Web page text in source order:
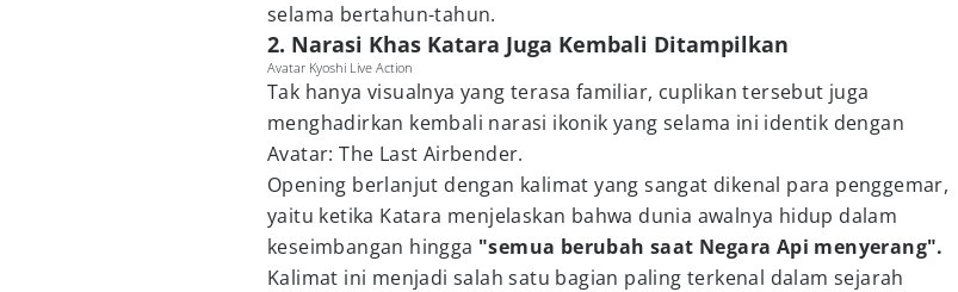
selama bertahun-tahun.
2. Narasi Khas Katara Juga Kembali Ditampilkan
Avatar Kyoshi Live Action
Tak hanya visualnya yang terasa familiar, cuplikan tersebut juga
menghadirkan kembali narasi ikonik yang selama ini identik dengan
Avatar: The Last Airbender.
Opening berlanjut dengan kalimat yang sangat dikenal para penggemar,
yaitu ketika Katara menjelaskan bahwa dunia awalnya hidup dalam
keseimbangan hingga "semua berubah saat Negara Api menyerang".
Kalimat ini menjadi salah satu bagian paling terkenal dalam sejarah